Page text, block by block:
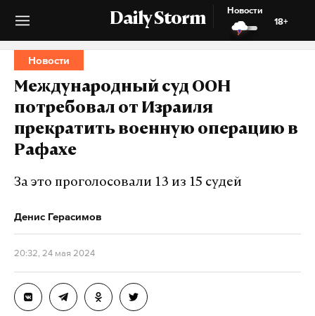
Daily Storm
Новости
18+
Новости
Международный суд ООН
потребовал от Израиля
прекратить военную операцию в
Рафахе
За это проголосовали 13 из 15 судей
Денис Герасимов
20:32, 24 мая 2024